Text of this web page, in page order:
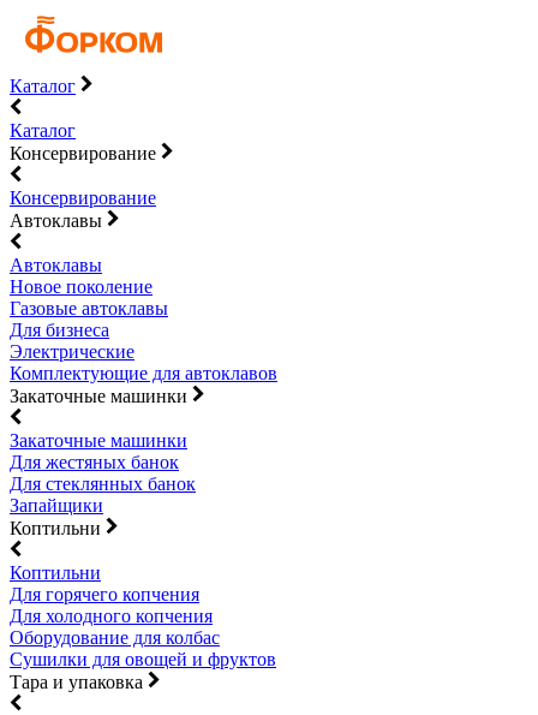
Каталог
Каталог
Консервирование
Консервирование
Автоклавы
Автоклавы
Новое поколение
Газовые автоклавы
Для бизнеса
Электрические
Комплектующие для автоклавов
Закаточные машинки
Закаточные машинки
Для жестяных банок
Для стеклянных банок
Запайщики
Коптильни
Коптильни
Для горячего копчения
Для холодного копчения
Оборудование для колбас
Сушилки для овощей и фруктов
Тара и упаковка